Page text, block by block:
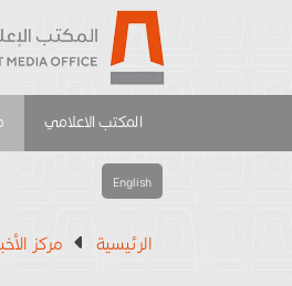
المكتب الاعلامي
English
الرئيسية مركز